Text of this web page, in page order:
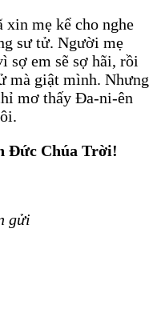
mẹ kể cho nghe
sư tử. Người mẹ
sợ em sẽ sợ hãi, rồi
mà giật mình. Nhưng
mơ thấy Đa-ni-ên
Đức Chúa Trời!
gửi